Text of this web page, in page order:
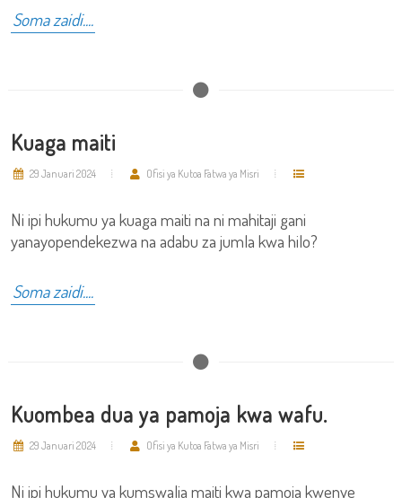
Soma zaidi....
Kuaga maiti
29 Januari 2024 Ofisi ya Kutoa Fatwa ya Misri
Ni ipi hukumu ya kuaga maiti na ni mahitaji gani
yanayopendekezwa na adabu za jumla kwa hilo?
Soma zaidi....
Kuombea dua ya pamoja kwa wafu.
29 Januari 2024 Ofisi ya Kutoa Fatwa ya Misri
Ni ipi hukumu ya kumswalia maiti kwa pamoja kwenye